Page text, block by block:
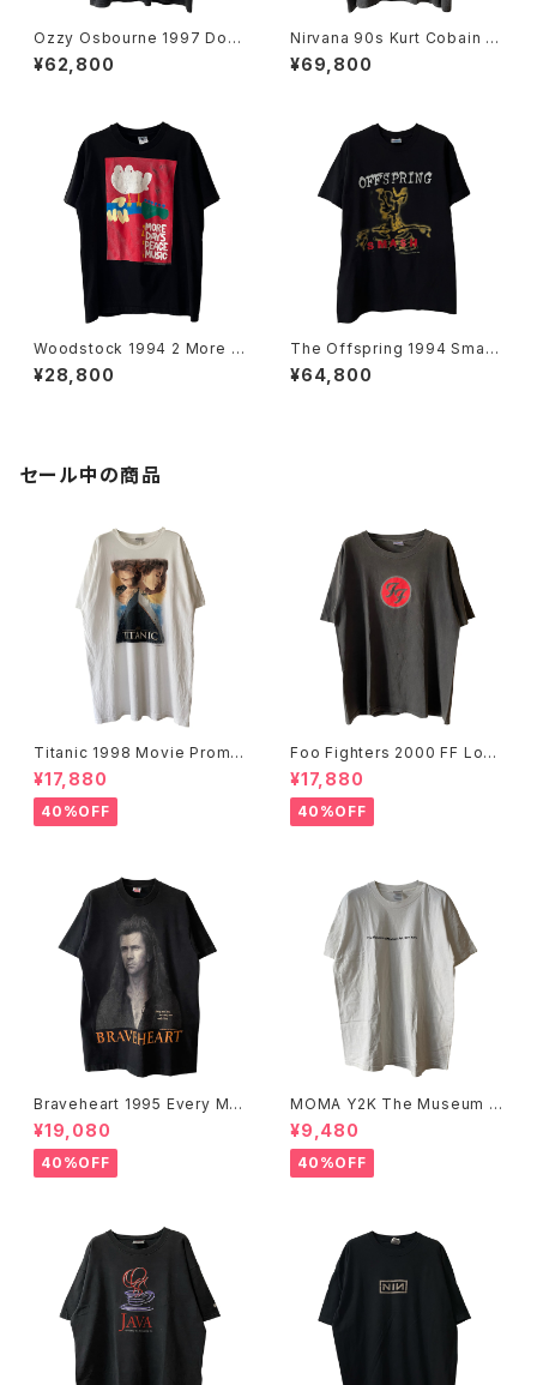
Ozzy Osbourne 1997 Dov
e's Revenge Band Tee
¥62,800
Nirvana 90s Kurt Cobain E
uro Bootleg Band Tee
¥69,800
Woodstock 1994 2 More D
ays Of Peace & Music Ban
d Tee
¥28,800
The Offspring 1994 Smas
h Band Tee
¥64,800
セール中の商品
Titanic 1998 Movie Promo
Tee White
¥17,880
40%OFF
Foo Fighters 2000 FF Log
o Band Tee
¥17,880
40%OFF
Braveheart 1995 Every Ma
n Dies, Not Every Man Real
ly Lives Movie Promo Tee
¥19,080
40%OFF
MOMA Y2K The Museum O
f Modern Art, New York Te
e
¥9,480
40%OFF